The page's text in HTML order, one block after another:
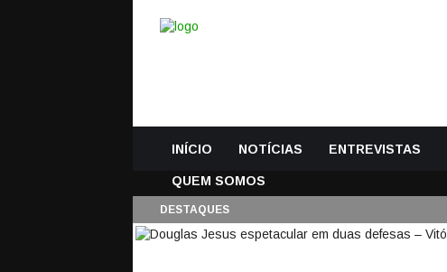
INÍCIO NOTÍCIAS ENTREVISTAS
QUEM SOMOS
DESTAQUES